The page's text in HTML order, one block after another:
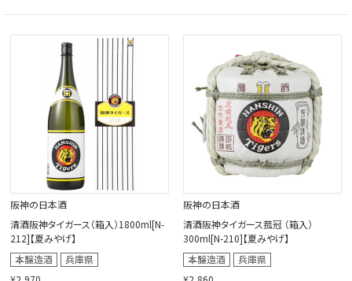
阪神の日本酒
清酒阪神タイガース（箱入）1800ml[N-
212]【夏みやげ】
阪神の日本酒
清酒阪神タイガース菰冠 （箱入）
300ml[N-210]【夏みやげ】